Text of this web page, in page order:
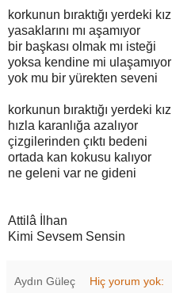
korkunun bıraktığı yerdeki kız
yasaklarını mı aşamıyor
bir başkası olmak mı isteği
yoksa kendine mi ulaşamıyor
yok mu bir yürekten seveni
korkunun bıraktığı yerdeki kız
hızla karanlığa azalıyor
çizgilerinden çıktı bedeni
ortada kan kokusu kalıyor
ne geleni var ne gideni
Attilâ İlhan
Kimi Sevsem Sensin
Aydın Güleç Hiç yorum yok: